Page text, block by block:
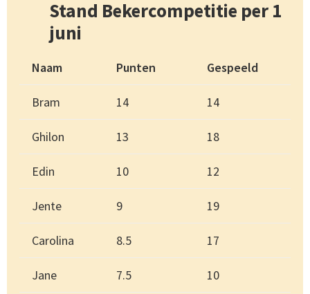
Stand Bekercompetitie per 1
juni
Naam Punten Gespeeld
Bram 14 14
Ghilon 13 18
Edin 10 12
Jente 9 19
Carolina 8.5 17
Jane 7.5 10